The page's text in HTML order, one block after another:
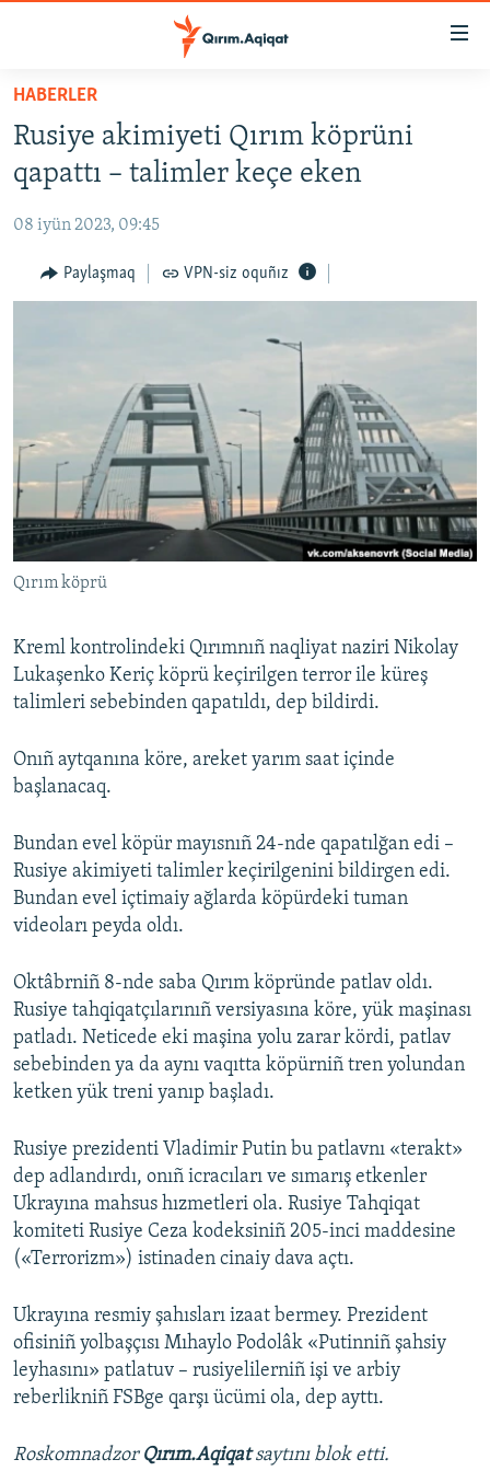
Esas
qaytmaq
Baş
navigatsiyağa
qaytmaq
qaytmaq
SİYASET
İQTİSADİYAT
CEMİYET
MEDENİYET
BLOGLAR
FİKİR
Русский
Українською
HABERLER
Rusiye akimiyeti Qırım köprüni
qapattı – talimler keçe eken
08 iyün 2023, 09:45
Paylaşmaq VPN-siz oquñız
Qırım köprü
Kreml kontrolindeki Qırımnıñ naqliyat naziri Nikolay
Lukaşenko Keriç köprü keçirilgen terror ile küreş
talimleri sebebinden qapatıldı, dep bildirdi.
Onıñ aytqanına köre, areket yarım saat içinde
başlanacaq.
Bundan evel köpür mayısnıñ 24-nde qapatılğan edi –
Rusiye akimiyeti talimler keçirilgenini bildirgen edi.
Bundan evel içtimaiy ağlarda köpürdeki tuman
videoları peyda oldı.
Oktâbrniñ 8-nde saba Qırım köpründe patlav oldı.
Rusiye tahqiqatçılarınıñ versiyasına köre, yük maşinası
patladı. Neticede eki maşina yolu zarar kördi, patlav
sebebinden ya da aynı vaqıtta köpürniñ tren yolundan
ketken yük treni yanıp başladı.
Rusiye prezidenti Vladimir Putin bu patlavnı «terakt»
dep adlandırdı, onıñ icracıları ve sımarış etkenler
Ukrayına mahsus hızmetleri ola. Rusiye Tahqiqat
komiteti Rusiye Ceza kodeksiniñ 205-inci maddesine
(«Terrorizm») istinaden cinaiy dava açtı.
Ukrayına resmiy şahısları izaat bermey. Prezident
ofisiniñ yolbaşçısı Mıhaylo Podolâk «Putinniñ şahsiy
leyhasını» patlatuv – rusiyelilerniñ işi ve arbiy
reberlikniñ FSBge qarşı ücümi ola, dep ayttı.
Roskomnadzor Qırım.Aqiqatsaytını blok etti.